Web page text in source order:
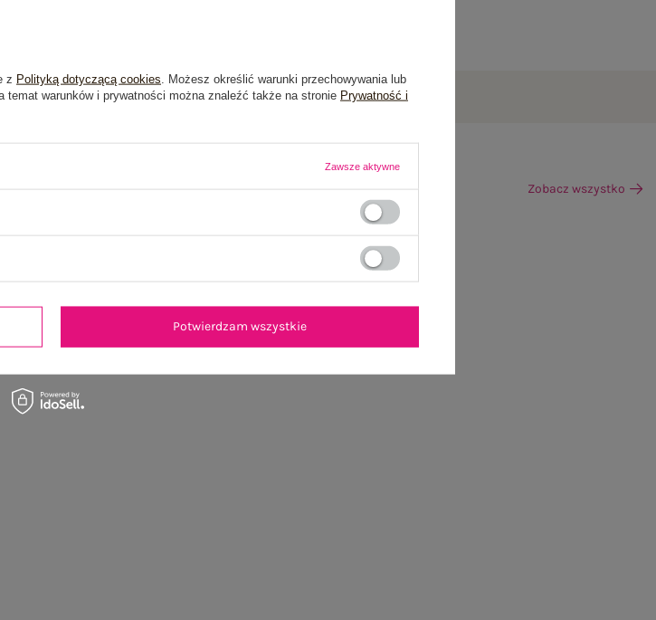
(0)
Zobacz wszystko
z Polityką dotyczącą cookies . Możesz określić warunki przechowywania lub
warunków i prywatności można znaleźć także na stronie Prywatność i
Zawsze aktywne
Potwierdzam wszystkie